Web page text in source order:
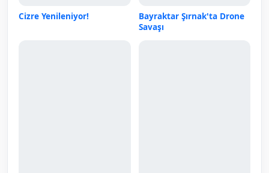
Cizre Yenileniyor!
Bayraktar Şırnak'ta Drone
Savaşı